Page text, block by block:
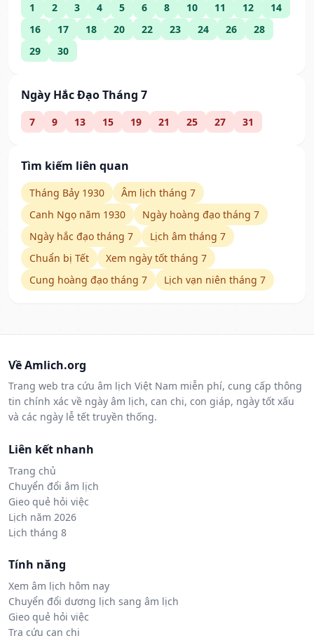
1 2 3 4 5 6 8 10 11 12
14
16
17 18 20 22 23 24 26
28
29
30
Ngày Hắc Đạo Tháng 7
7 9 13 15 19 21 25 27 31
Tìm kiếm liên quan
Tháng Bảy 1930
Âm lịch tháng 7
Canh Ngọ năm 1930
Ngày hoàng đạo tháng 7
Ngày hắc đạo tháng 7
Lịch âm tháng 7
Chuẩn bị Tết
Xem ngày tốt tháng 7
Cung hoàng đạo tháng 7
Lịch vạn niên tháng 7
Về Amlich.org
Trang web tra cứu âm lịch Việt Nam miễn phí, cung cấp thông
tin chính xác về ngày âm lịch, can chi, con giáp, ngày tốt xấu
và các ngày lễ tết truyền thống.
Liên kết nhanh
Trang chủ
Chuyển đổi âm lịch
Gieo quẻ hỏi việc
Lịch năm 2026
Lịch tháng 8
Tính năng
Xem âm lịch hôm nay
Chuyển đổi dương lịch sang âm lịch
Gieo quẻ hỏi việc
Tra cứu can chi